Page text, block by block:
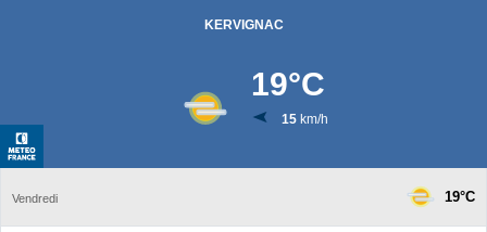
KERVIGNAC
19°C
15km/h
Vendredi 19°C